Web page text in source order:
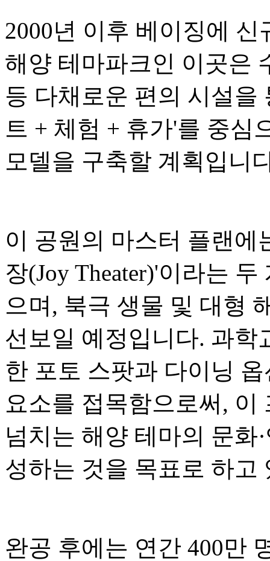
2000년 이후 베이징에
해양 테마파크인 이곳은
등 다채로운 편의 시설을
트 + 체험 + 휴가'를 중심
모델을 구축할 계획입니
이 공원의 마스터 플랜에
장(Joy Theater)'이라는
으며, 북극 생물 및 대형
선보일 예정입니다. 과학
한 포토 스팟과 다이닝
요소를 접목함으로써,
넘치는 해양 테마의 문화
성하는 것을 목표로 하고
완공 후에는 연간 400만